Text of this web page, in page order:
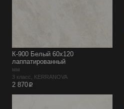
К-900 Белый 60х120
лаппатированный
мм
3 класс, KERRANOVA
2 870p